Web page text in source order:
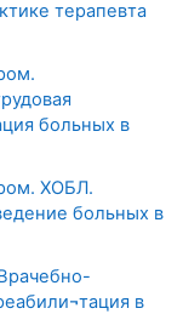
терапевта
больных в
ХОБЛ.
больных в
в